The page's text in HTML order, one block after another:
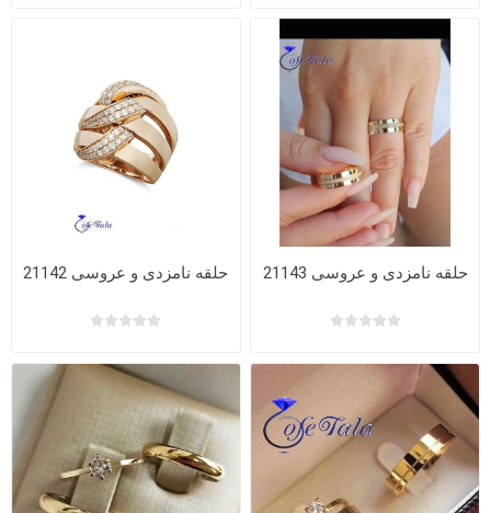
حلقه نامزدی و عروسی 21142 حلقه نامزدی و عروسی 21143